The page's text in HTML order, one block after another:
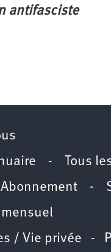
antifasciste
- Tous
Abonnement -
mensuel
/ Vie privée -